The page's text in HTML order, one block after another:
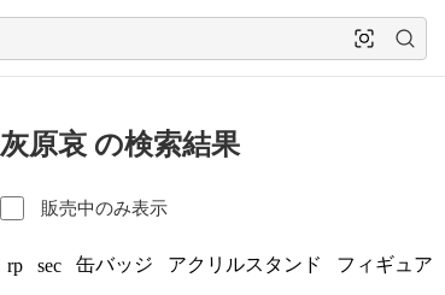
灰原哀 の検索結果
販売中のみ表示
rp sec 缶バッジ アクリルスタンド フィギュア